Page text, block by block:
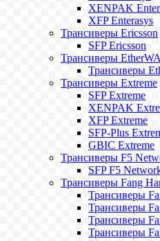
XENPAK
XFP Enterasys
Трансиверы Ericsson
SFP Ericsson
Трансиверы
Трансиверы
Трансиверы Extreme
SFP Extreme
XENPAK
XFP Extreme
SFP-Plus
GBIC Extreme
Трансиверы F5
SFP F5
Трансиверы Fang
Трансиверы
Трансиверы
Трансиверы
Трансиверы